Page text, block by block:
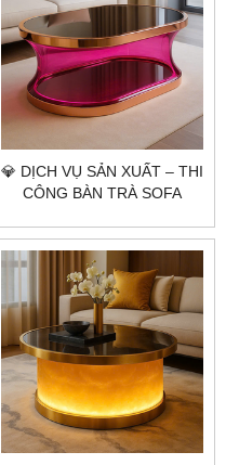
💎​​​​​​​ DỊCH VỤ SẢN XUẤT – THI
CÔNG BÀN TRÀ SOFA
AURORA HỒNG ÁNH KIM |
CITYBUILDING 💎✨